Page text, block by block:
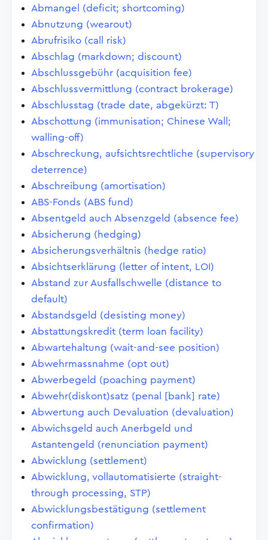
Abmangel (deficit; shortcoming)
Abnutzung (wearout)
Abrufrisiko (call risk)
Abschlag (markdown; discount)
Abschlussgebühr (acquisition fee)
Abschlussvermittlung (contract brokerage)
Abschlusstag (trade date, abgekürzt: T)
Abschottung (immunisation; Chinese Wall;
walling-off)
Abschreckung, aufsichtsrechtliche (supervisory
deterrence)
Abschreibung (amortisation)
ABS-Fonds (ABS fund)
Absentgeld auch Absenzgeld (absence fee)
Absicherung (hedging)
Absicherungsverhältnis (hedge ratio)
Absichtserklärung (letter of intent, LOI)
Abstand zur Ausfallschwelle (distance to
default)
Abstandsgeld (desisting money)
Abstattungskredit (term loan facility)
Abwartehaltung (wait-and-see position)
Abwehrmassnahme (opt out)
Abwerbegeld (poaching payment)
Abwehr(diskont)satz (penal [bank] rate)
Abwertung auch Devaluation (devaluation)
Abwichsgeld auch Anerbgeld und
Astantengeld (renunciation payment)
Abwicklung (settlement)
Abwicklung, vollautomatisierte (straight-
through processing, STP)
Abwicklungsbestätigung (settlement
confirmation)